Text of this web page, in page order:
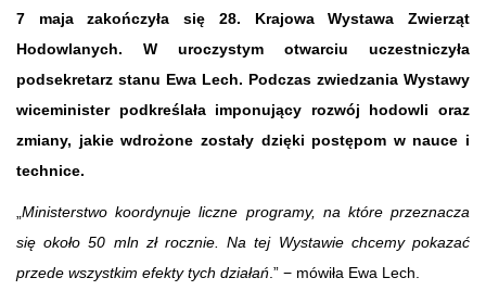
7 maja zakończyła się 28. Krajowa Wystawa Zwierząt
Hodowlanych. W uroczystym otwarciu uczestniczyła
podsekretarz stanu Ewa Lech. Podczas zwiedzania Wystawy
wiceminister podkreślała imponujący rozwój hodowli oraz
zmiany, jakie wdrożone zostały dzięki postępom w nauce i
technice.
Ministerstwo koordynuje liczne programy, na które przeznacza
się około 50 mln zł rocznie. Na tej Wystawie chcemy pokazać
przede wszystkim efekty tych działań .” − mówiła Ewa Lech.